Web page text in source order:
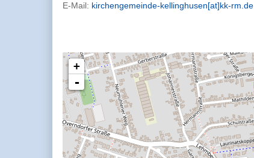
E-Mail: kirchengemeinde-kellinghusen[at]kk-rm.de
+
-